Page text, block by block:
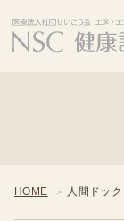
HOME 人間ドック